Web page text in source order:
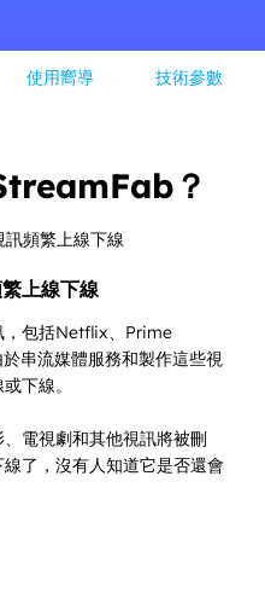
使用嚮導 技術參數
？
上線下線
，包括Netflix、Prime
串流媒體服務和製作這些視
下線。
電視劇和其他視訊將被刪
了，沒有人知道它是否還會